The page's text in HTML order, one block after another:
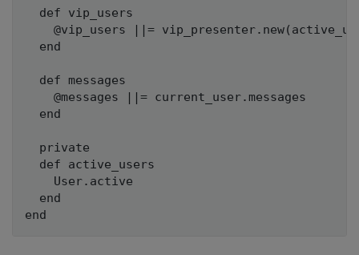
  def vip_users
@vip_users ||=
  end
  def messages
    @messages ||= current_user.messages
  end
  private
  def active_users
    User.active
  end